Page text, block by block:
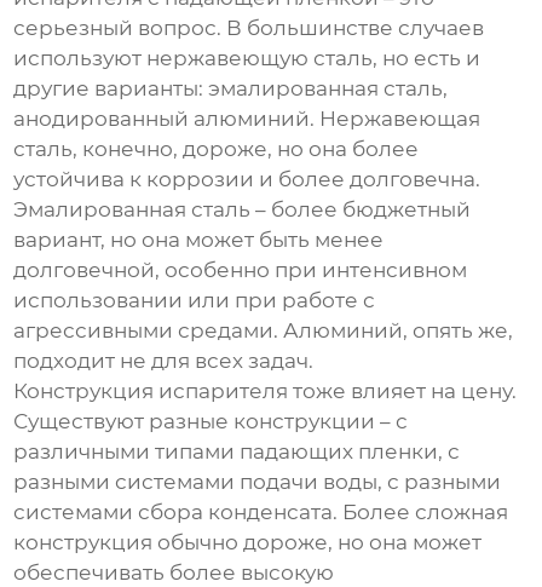
серьезный вопрос. В большинстве случаев
используют нержавеющую сталь, но есть и
другие варианты: эмалированная сталь,
анодированный алюминий. Нержавеющая
сталь, конечно, дороже, но она более
устойчива к коррозии и более долговечна.
Эмалированная сталь – более бюджетный
вариант, но она может быть менее
долговечной, особенно при интенсивном
использовании или при работе с
агрессивными средами. Алюминий, опять же,
подходит не для всех задач.
Конструкция испарителя тоже влияет на цену.
Существуют разные конструкции – с
различными типами падающих пленки, с
разными системами подачи воды, с разными
системами сбора конденсата. Более сложная
конструкция обычно дороже, но она может
обеспечивать более высокую